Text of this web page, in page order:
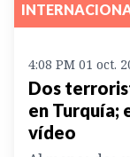
4:08 PM 01 oct.
Dos
en Turquía;
vídeo